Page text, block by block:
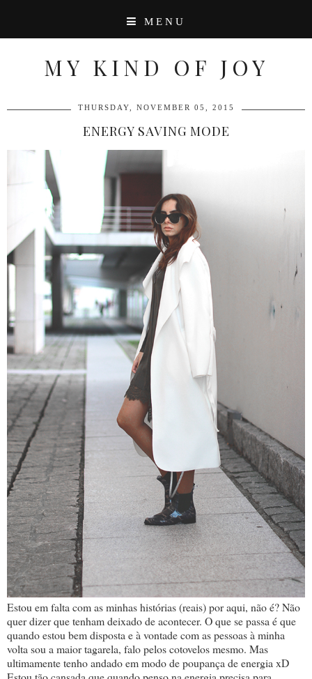
MENU
MY KIND OF JOY
THURSDAY, NOVEMBER 05, 2015
ENERGY SAVING MODE
Estou em falta com as minhas histórias (reais) por aqui, não é? Não
quer dizer que tenham deixado de acontecer. O que se passa é que
quando estou bem disposta e à vontade com as pessoas à minha
volta sou a maior tagarela, falo pelos cotovelos mesmo. Mas
ultimamente tenho andado em modo de poupança de energia xD